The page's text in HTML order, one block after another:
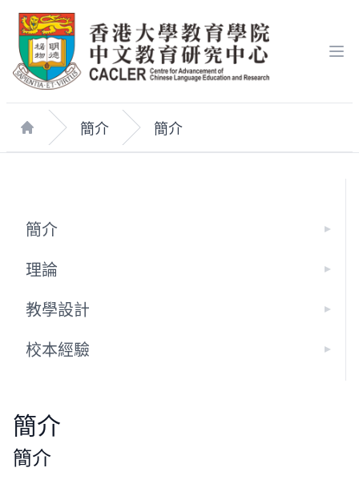
Home
簡介 簡介
簡介
簡介
簡介
理論
教學設計
校本經驗